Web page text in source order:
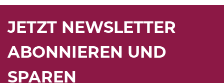
JETZT NEWSLETTER
ABONNIEREN UND
SPAREN